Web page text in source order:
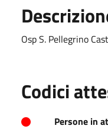
Osp S. Pellegrino
Codici
Persone in